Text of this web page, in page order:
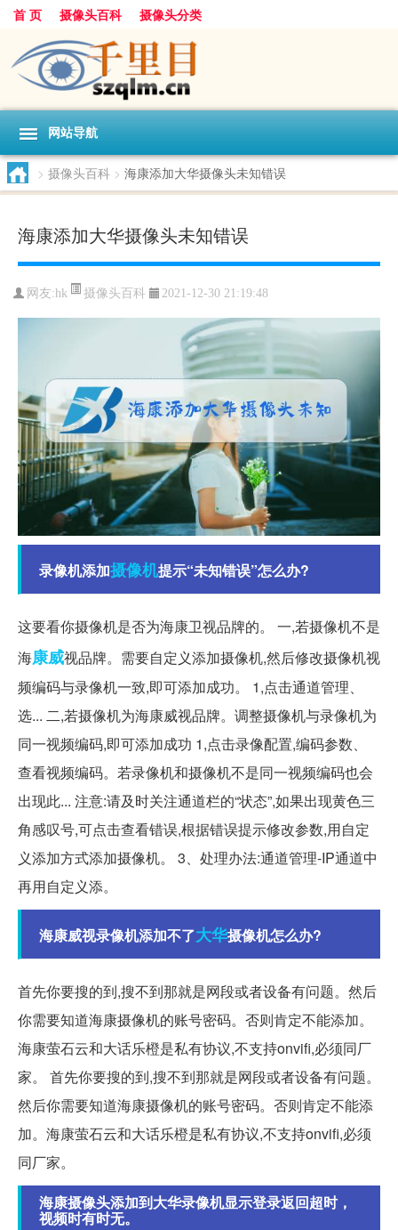
首 页 摄像头百科 摄像头分类
网站导航
> 摄像头百科 > 海康添加大华摄像头未知错误
海康添加大华摄像头未知错误
网友:hk 摄像头百科 2021-12-30 21:19:48
录像机添加摄像机提示“未知错误”怎么办?
这要看你摄像机是否为海康卫视品牌的。 一,若摄像机不是
海康威视品牌。需要自定义添加摄像机,然后修改摄像机视
频编码与录像机一致,即可添加成功。 1,点击通道管理、
选... 二,若摄像机为海康威视品牌。调整摄像机与录像机为
同一视频编码,即可添加成功 1,点击录像配置,编码参数、
查看视频编码。若录像机和摄像机不是同一视频编码也会
出现此... 注意:请及时关注通道栏的“状态”,如果出现黄色三
角感叹号,可点击查看错误,根据错误提示修改参数,用自定
义添加方式添加摄像机。 3、处理办法:通道管理-IP通道中
再用自定义添。
海康威视录像机添加不了大华摄像机怎么办?
首先你要搜的到,搜不到那就是网段或者设备有问题。然后
你需要知道海康摄像机的账号密码。否则肯定不能添加。
海康萤石云和大话乐橙是私有协议,不支持onvifi,必须同厂
家。 首先你要搜的到,搜不到那就是网段或者设备有问题。
然后你需要知道海康摄像机的账号密码。否则肯定不能添
加。海康萤石云和大话乐橙是私有协议,不支持onvifi,必须
同厂家。
海康摄像头添加到大华录像机显示登录返回超时，
视频时有时无。